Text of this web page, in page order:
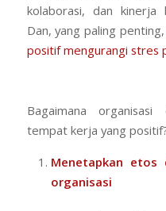
kolaborasi, dan kinerja
Dan, yang paling penting,
positif mengurangi stres
Bagaimana
tempat kerja yang
Menetapkan
organisasi